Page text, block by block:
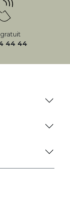
44 44